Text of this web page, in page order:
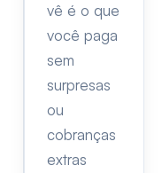
vê é o que
você paga
sem
surpresas
ou
cobranças
extras